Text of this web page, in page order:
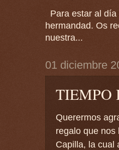
Para estar al
hermandad. Os
nuestra...
01 diciembre
TIEMPO
Querermos
regalo que nos
Capilla, la cual